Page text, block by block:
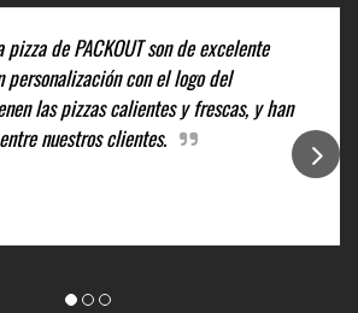
pizza de PACKOUT son de excelente
con el logo del
las pizzas calientes y frescas, y han
nuestros clientes.